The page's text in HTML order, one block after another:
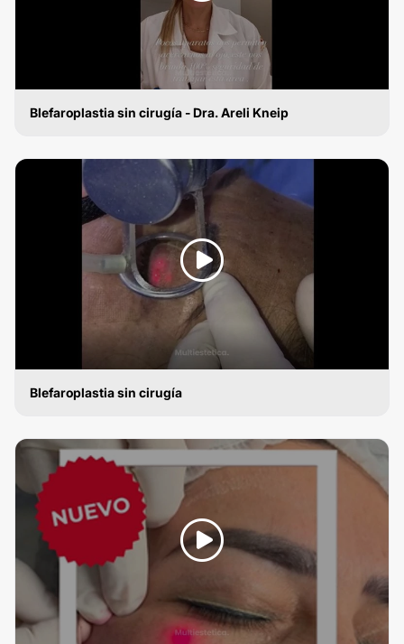
Blefaroplastia sin cirugía - Dra. Areli Kneip
Blefaroplastia sin cirugía